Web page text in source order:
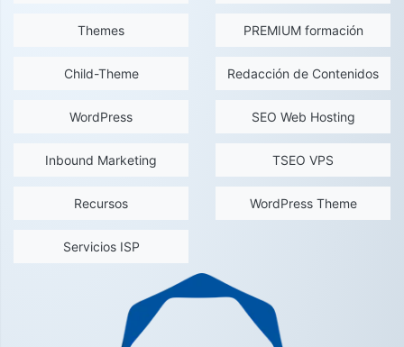
Themes
Child-Theme
WordPress
Inbound Marketing
Recursos
Servicios ISP
PREMIUM formación
Redacción de Contenidos
SEO Web Hosting
TSEO VPS
WordPress Theme